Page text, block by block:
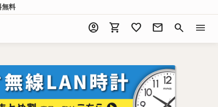
無料
account_circle shopping_cart favorite mail search menu